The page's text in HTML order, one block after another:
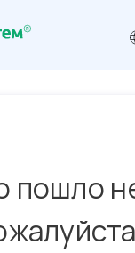
пошло